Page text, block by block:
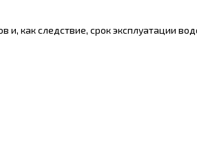
как следствие, срок эксплуатации